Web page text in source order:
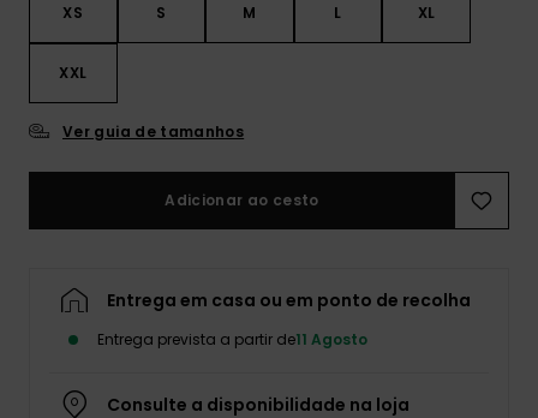
XS S M L XL
XXL
Ver guia de tamanhos
Adicionar ao cesto
Entrega em casa ou em ponto de recolha
Entrega prevista a partir de11 Agosto
Consulte a disponibilidade na loja